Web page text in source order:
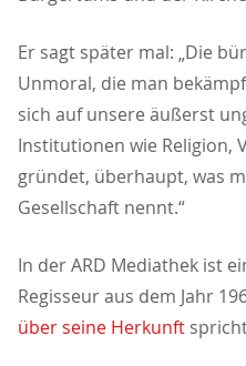
Er sagt später mal: „Die
Unmoral, die man
sich auf unsere äußerst
Institutionen wie Religion,
gründet, überhaupt, was
Gesellschaft nennt.“
In der ARD Mediathek ist
Regisseur aus dem Jahr
über seine Herkunft